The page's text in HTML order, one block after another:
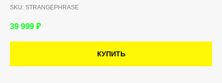
SKU: STRANGEPHRASE
39 999 ₽
КУПИТЬ